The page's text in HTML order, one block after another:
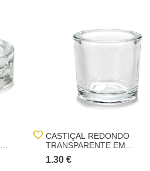
CASTIÇAL REDONDO
TRANSPARENTE EM
VIDRO
1.30 €